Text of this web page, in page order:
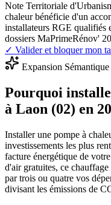
Note Territoriale
chaleur bénéficie d'un
installateurs RGE qualifiés
dossiers MaPrimeRénov'
✓ Valider et bloquer mon
Expansion
Pourquoi
à Laon (02) en
Installer une pompe à
investissements les plus
facture énergétique de
d'air gratuites, ce
par trois ou quatre vos
divisant les émissions de